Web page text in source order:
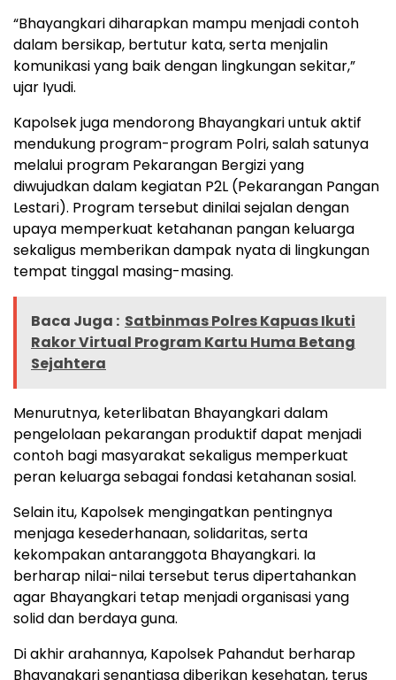
“Bhayangkari diharapkan mampu menjadi contoh
dalam bersikap, bertutur kata, serta menjalin
komunikasi yang baik dengan lingkungan sekitar,”
ujar Iyudi.
Kapolsek juga mendorong Bhayangkari untuk aktif
mendukung program-program Polri, salah satunya
melalui program Pekarangan Bergizi yang
diwujudkan dalam kegiatan P2L (Pekarangan Pangan
Lestari). Program tersebut dinilai sejalan dengan
upaya memperkuat ketahanan pangan keluarga
sekaligus memberikan dampak nyata di lingkungan
tempat tinggal masing-masing.
Baca Juga : Satbinmas Polres Kapuas Ikuti
Rakor Virtual Program Kartu Huma Betang
Sejahtera
Menurutnya, keterlibatan Bhayangkari dalam
pengelolaan pekarangan produktif dapat menjadi
contoh bagi masyarakat sekaligus memperkuat
peran keluarga sebagai fondasi ketahanan sosial.
Selain itu, Kapolsek mengingatkan pentingnya
menjaga kesederhanaan, solidaritas, serta
kekompakan antaranggota Bhayangkari. Ia
berharap nilai-nilai tersebut terus dipertahankan
agar Bhayangkari tetap menjadi organisasi yang
solid dan berdaya guna.
Di akhir arahannya, Kapolsek Pahandut berharap
Bhayangkari senantiasa diberikan kesehatan, terus